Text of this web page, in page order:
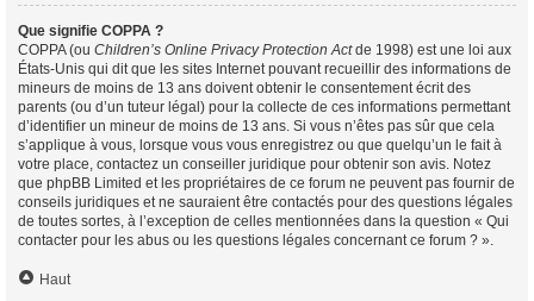
Que signifie COPPA ?
COPPA (ou Children’s Online Privacy Protection Actde 1998) est une loi aux
États-Unis qui dit que les sites Internet pouvant recueillir des informations de
mineurs de moins de 13 ans doivent obtenir le consentement écrit des
parents (ou d’un tuteur légal) pour la collecte de ces informations permettant
d’identifier un mineur de moins de 13 ans. Si vous n’êtes pas sûr que cela
s’applique à vous, lorsque vous vous enregistrez ou que quelqu’un le fait à
votre place, contactez un conseiller juridique pour obtenir son avis. Notez
que phpBB Limited et les propriétaires de ce forum ne peuvent pas fournir de
conseils juridiques et ne sauraient être contactés pour des questions légales
de toutes sortes, à l’exception de celles mentionnées dans la question « Qui
contacter pour les abus ou les questions légales concernant ce forum ? ».
Haut